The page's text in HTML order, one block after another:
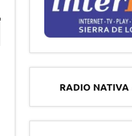
RADIO NATIVA